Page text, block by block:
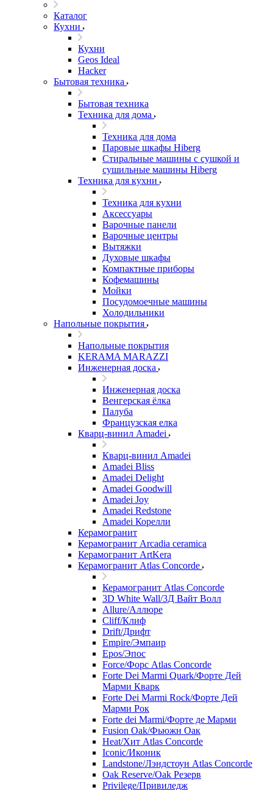
Каталог
Кухни
Кухни
Geos Ideal
Hacker
Бытовая техника
Бытовая техника
Техника для дома
Техника для дома
Паровые шкафы Hiberg
Стиральные машины с сушкой и
сушильные машины Hiberg
Техника для кухни
Техника для кухни
Аксессуары
Варочные панели
Варочные центры
Вытяжки
Духовые шкафы
Компактные приборы
Кофемашины
Мойки
Посудомоечные машины
Холодильники
Напольные покрытия
Напольные покрытия
KERAMA MARAZZI
Инженерная доска
Инженерная доска
Венгерская ёлка
Палуба
Французская елка
Кварц-винил Amadei
Кварц-винил Amadei
Amadei Bliss
Amadei Delight
Amadei Goodwill
Amadei Joy
Amadei Redstone
Amadei Корелли
Керамогранит
Керамогранит Arcadia ceramica
Керамогранит ArtKera
Керамогранит Atlas Concorde
Керамогранит Atlas Concorde
3D White Wall/3Д Вайт Волл
Allure/Аллюрe
Cliff/Клиф
Drift/Дрифт
Empire/Эмпаир
Epos/Эпос
Force/Фoрс Atlas Concorde
Forte Dei Marmi Quark/Форте Дей
Марми Кварк
Forte Dei Marmi Rock/Форте Дей
Марми Рок
Forte dei Marmi/Форте де Марми
Fusion Oak/Фьюжн Оак
Heat/Xит Atlas Concorde
Iconic/Иконик
Landstone/Лэндстоун Atlas Concorde
Oak Reserve/Оak Резepв
Privilege/Привиледж